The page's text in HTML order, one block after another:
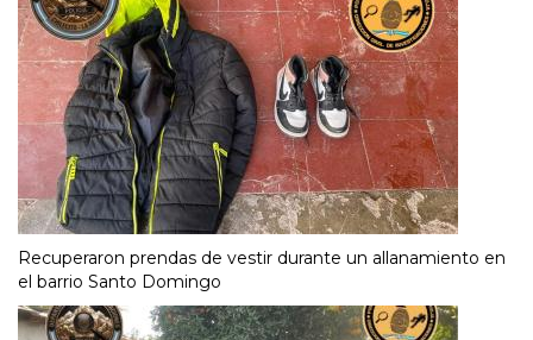
Recuperaron prendas de vestir durante un allanamiento en
el barrio Santo Domingo